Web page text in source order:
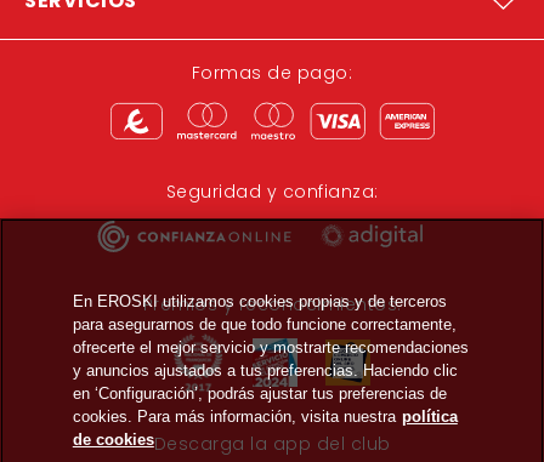
Formas de pago:
Seguridad y confianza:
Premios y reconocimientos:
Descarga la app del club
En EROSKI utilizamos cookies propias y de terceros
para asegurarnos de que todo funcione correctamente,
ofrecerte el mejor servicio y mostrarte recomendaciones
y anuncios ajustados a tus preferencias. Haciendo clic
en ‘Configuración’, podrás ajustar tus preferencias de
cookies. Para más información, visita nuestra política
de cookies